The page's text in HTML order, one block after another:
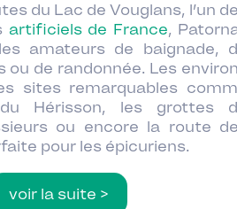
du Lac de Vouglans, l’un
artificiels de France,
amateurs de baignade,
ou de randonnée. Les
sites remarquables
Hérisson, les grottes
ou encore la route
pour les épicuriens.
voir la suite >